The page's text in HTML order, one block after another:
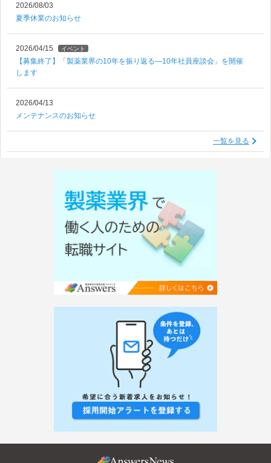
2026/08/03
夏季休業のお知らせ
2026/04/15 イベント
【募集終了】「製薬業界の10年を振り返る―10年社員座談会」を開催
します
2026/04/13
メンテナンスのお知らせ
一覧を見る